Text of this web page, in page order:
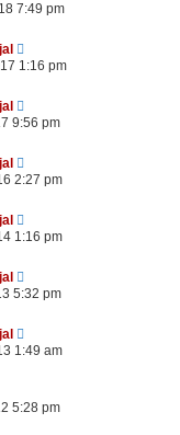
7:49 pm
1:16 pm
9:56 pm
2:27 pm
1:16 pm
5:32 pm
1:49 am
5:28 pm